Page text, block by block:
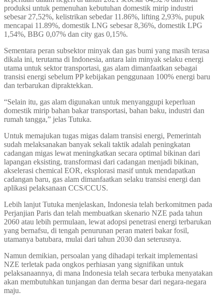
produksi untuk pemenuhan kebutuhan domestik mirip industri
sebesar 27,52%, kelistrikan sebedar 11.86%, lifting 2,93%, pupuk
mencapai 11.89%, domestik LNG sebesar 8,36%, domestik LPG
1,54%, BBG 0,07% dan city gas 0,15%.
Sementara peran subsektor minyak dan gas bumi yang masih terasa
dikala ini, terutama di Indonesia, antara lain minyak selaku energi
utama untuk sektor transportasi, gas alam dimanfaatkan sebagai
transisi energi sebelum PP kebijakan penggunaan 100% energi baru
dan terbarukan dipraktekkan.
“Selain itu, gas alam digunakan untuk menyanggupi keperluan
domestik mirip bahan bakar transportasi, bahan baku, industri dan
rumah tangga,” jelas Tutuka.
Untuk memajukan tugas migas dalam transisi energi, Pemerintah
sudah melaksanakan banyak sekali taktik adalah peningkatan
cadangan migas lewat meningkatkan secara optimal bikinan dari
lapangan eksisting, transformasi dari cadangan menjadi bikinan,
akselerasi chemical EOR, eksplorasi masif untuk mendapatkan
cadangan baru, gas alam dimanfaatkan selaku transisi energi dan
aplikasi pelaksanaan CCS/CCUS.
Lebih lanjut Tutuka menjelaskan, Indonesia telah berkomitmen pada
Perjanjian Paris dan telah membuatkan skenario NZE pada tahun
2060 atau lebih permulaan, lewat adopsi penetrasi energi terbarukan
yang bernafsu, di tengah penurunan peran materi bakar fosil,
utamanya batubara, mulai dari tahun 2030 dan seterusnya.
Namun demikian, persoalan yang dihadapi terkait implementasi
NZE terletak pada ongkos perhiasan yang signifikan untuk
pelaksanaannya, di mana Indonesia telah secara terbuka menyatakan
akan membutuhkan tunjangan dan derma besar dari negara-negara
maju.